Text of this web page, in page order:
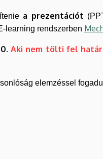
a prezentációt
learning rendszerben
Aki nem tölti fel
elemzéssel